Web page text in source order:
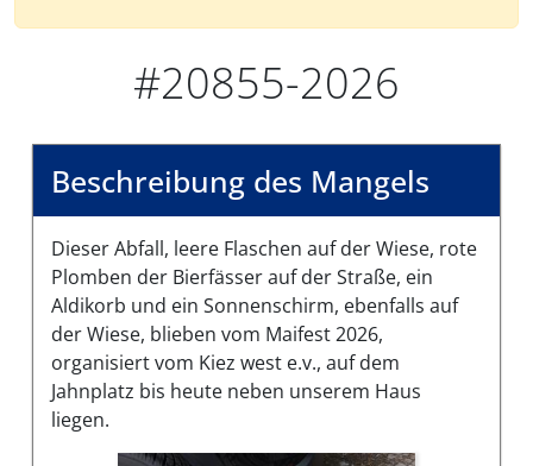
#20855-2026
Beschreibung des Mangels
Dieser Abfall, leere Flaschen auf der Wiese, rote
Plomben der Bierfässer auf der Straße, ein
Aldikorb und ein Sonnenschirm, ebenfalls auf
der Wiese, blieben vom Maifest 2026,
organisiert vom Kiez west e.v., auf dem
Jahnplatz bis heute neben unserem Haus
liegen.